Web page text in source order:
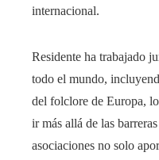
internacional.
Residente ha trabajado
todo el mundo,
del folclore de Europa,
ir más allá de las
asociaciones no solo